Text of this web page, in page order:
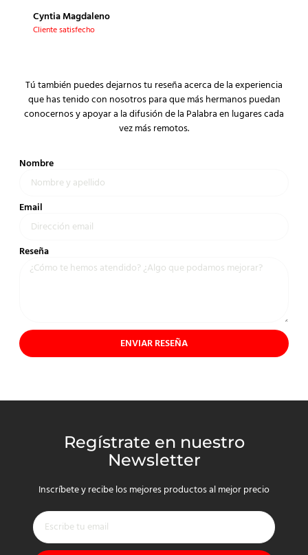
Cyntia Magdaleno
Cliente satisfecho
Tú también puedes dejarnos tu reseña acerca de la experiencia
que has tenido con nosotros para que más hermanos puedan
conocernos y apoyar a la difusión de la Palabra en lugares cada
vez más remotos.
Nombre
Email
Reseña
ENVIAR RESEÑA
Regístrate en nuestro
Newsletter
Inscríbete y recibe los mejores productos al mejor precio